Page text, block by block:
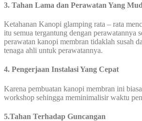
3. Tahan Lama dan Perawatan Yang
Ketahanan Kanopi glamping rata – rata
itu semua tergantung dengan perawatannya
perawatan kanopi membran tidaklah susah
tenaga ahli untuk perawatannya.
4. Pengerjaan Instalasi Yang Cepat
Karena pembuatan kanopi membran ini
workshop sehingga meminimalisir waktu
5.Tahan Terhadap Guncangan